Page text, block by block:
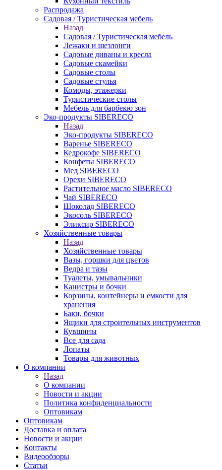
Распродажа
Садовая / Туристическая мебель
Назад
Садовая / Туристическая мебель
Лежаки и шезлонги
Садовые диваны и кресла
Садовые скамейки
Садовые столы
Садовые стулья
Комоды, этажерки
Туристические столы
Мебель для барбекю зон
Эко-продукты SIBERECO
Назад
Эко-продукты SIBERECO
Варенье SIBERECO
Кедрокофе SIBERECO
Конфеты SIBERECO
Мед SIBERECO
Орехи SIBERECO
Растительное масло SIBERECO
Чай SIBERECO
Шоколад SIBERECO
Экосоль SIBERECO
Эликсир SIBERECO
Хозяйственные товары
Назад
Хозяйственные товары
Вазы, горшки для цветов
Ведра и тазы
Туалеты, умывальники
Канистры и бочки
Корзины, контейнеры и емкости для
хранения
Баки, бочки
Ящики для строительных инструментов
Кувшины
Все для сада
Лопаты
Товары для животных
О компании
Назад
О компании
Новости и акции
Политика конфиденциальности
Оптовикам
Оптовикам
Доставка и оплата
Новости и акции
Контакты
Видеообзоры
Статьи